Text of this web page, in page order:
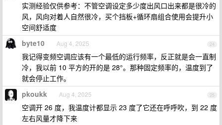
实测经验仅供参考：不管空调设定多少度出风口出来都是很冷的
风，风向对着人自然很冷，买个挡板+循环扇组合使用会提升小
空间舒适度
24
byte10 Aug 4, 2025
我记得变频空调应该有一个最低的运行频率，反正就是会一直制
冷，我以前 10 平方的开的是 28°。那种固定频率的，温度到了
就会停止工作。
25
pkoukk Aug 4, 2025
空调开 26 度，我温度计都显示 23 度了它还在呼呼吹，到 22 度
左右风量才降下来